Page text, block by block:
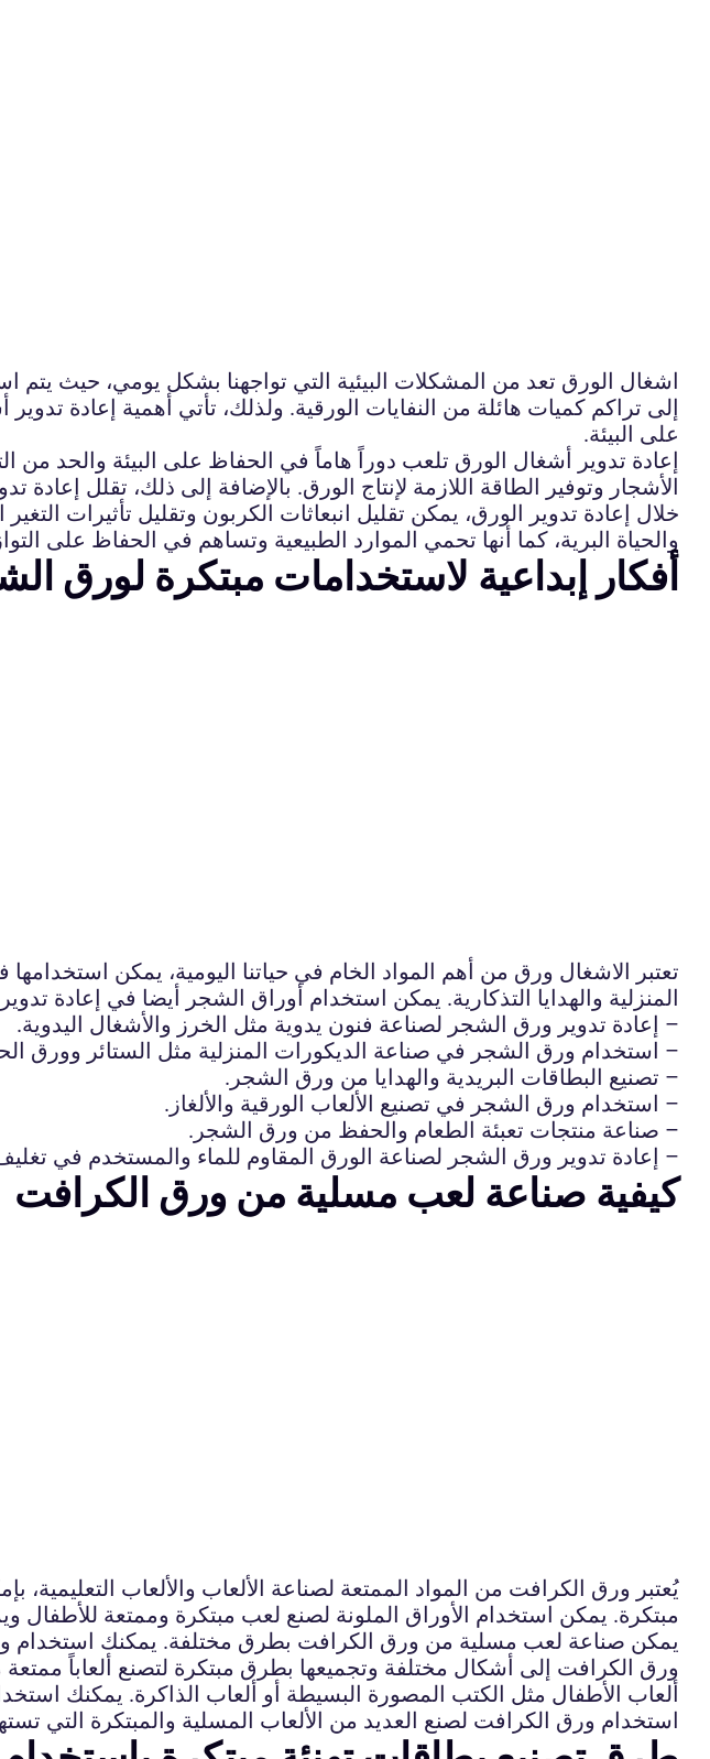
اشغال الورق تعد من المشكلات البيئية التي تواجهنا بشكل يومي، حيث
إلى تراكم كميات هائلة من النفايات الورقية. ولذلك، تأتي أهمية إعادة
على البيئة.
إعادة تدوير أشغال الورق تلعب دوراً هاماً في الحفاظ على البيئة والحد من
الأشجار وتوفير الطاقة اللازمة لإنتاج الورق. بالإضافة إلى ذلك، تقلل
خلال إعادة تدوير الورق، يمكن تقليل انبعاثات الكربون وتقليل تأثيرات
والحياة البرية، كما أنها تحمي الموارد الطبيعية وتساهم في الحفاظ على
أفكار إبداعية لاستخدامات مبتكرة لورق
تعتبر الاشغال ورق من أهم المواد الخام في حياتنا اليومية، يمكن
المنزلية والهدايا التذكارية. يمكن استخدام أوراق الشجر أيضا في إعادة
– إعادة تدوير ورق الشجر لصناعة فنون يدوية مثل الخرز والأشغال اليدوية.
– استخدام ورق الشجر في صناعة الديكورات المنزلية مثل الستائر وورق
– تصنيع البطاقات البريدية والهدايا من ورق الشجر.
– استخدام ورق الشجر في تصنيع الألعاب الورقية والألغاز.
– صناعة منتجات تعبئة الطعام والحفظ من ورق الشجر.
– إعادة تدوير ورق الشجر لصناعة الورق المقاوم للماء والمستخدم في
كيفية صناعة لعب مسلية من ورق الكرافت
يُعتبر ورق الكرافت من المواد الممتعة لصناعة الألعاب والألعاب
مبتكرة. يمكن استخدام الأوراق الملونة لصنع لعب مبتكرة وممتعة للأطفال
يمكن صناعة لعب مسلية من ورق الكرافت بطرق مختلفة. يمكنك استخدام
ورق الكرافت إلى أشكال مختلفة وتجميعها بطرق مبتكرة لتصنع ألعاباً
ألعاب الأطفال مثل الكتب المصورة البسيطة أو ألعاب الذاكرة. يمكنك
استخدام ورق الكرافت لصنع العديد من الألعاب المسلية والمبتكرة التي